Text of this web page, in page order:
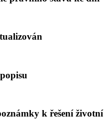
k řešení životní